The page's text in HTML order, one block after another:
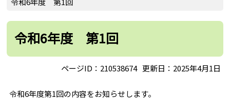
先
令和6年度 第1回
ページID：210538674 更新日：2025年4月1日
令和6年度第1回の内容をお知らせします。